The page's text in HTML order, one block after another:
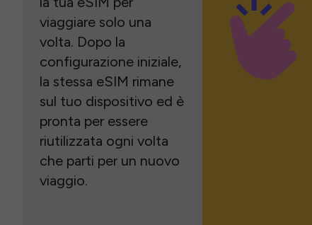
viaggiare solo una
volta. Dopo la
configurazione iniziale,
la stessa eSIM rimane
sul tuo dispositivo ed è
pronta per essere
riutilizzata ogni volta
che parti per un nuovo
viaggio.